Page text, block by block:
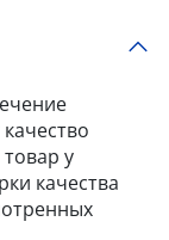
у
качества